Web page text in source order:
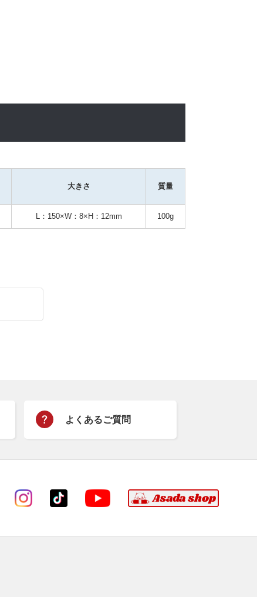
大きさ 質量
L：150×W：8×H：12mm 100g
よくあるご質問